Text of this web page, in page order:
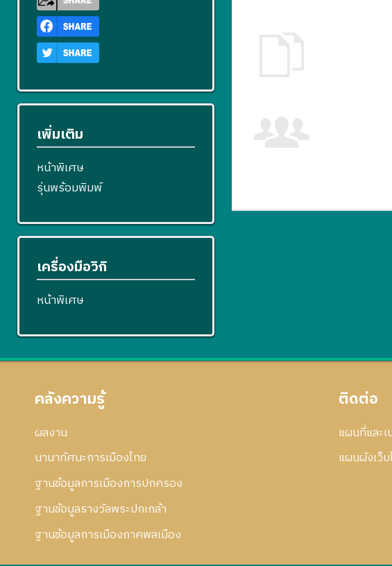
เพิ่มเติม
หน้าพิเศษ
รุ่นพร้อมพิมพ์
เครื่องมือวิกิ
หน้าพิเศษ
คลังความรู้
ผลงาน
นานาทัศนะการเมืองไทย
ฐานข้อมูลการเมืองการปกครอง
ฐานข้อมูลรางวัลพระปกเกล้า
ฐานข้อมูลการเมืองภาคพลเมือง
ติดต่อ
แผนที่และ
แผนผังเว็